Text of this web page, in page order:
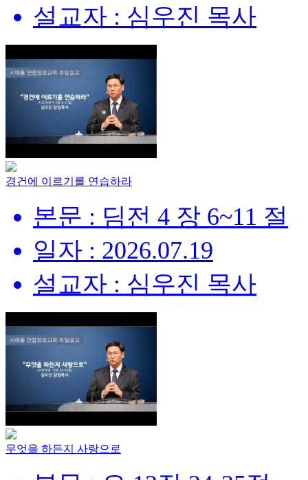
설교자 : 심우진 목사
경건에 이르기를 연습하라
본문 : 딤전 4 장 6~11 절
일자 : 2026.07.19
설교자 : 심우진 목사
무엇을 하든지 사랑으로